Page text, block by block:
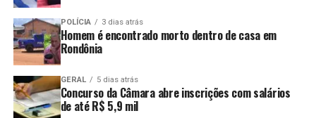
POLÍCIA 3 dias atrás
Homem é encontrado morto dentro de casa em
Rondônia
GERAL 5 dias atrás
Concurso da Câmara abre inscrições com salários
de até R$ 5,9 mil